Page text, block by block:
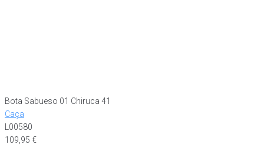
Bota Sabueso 01 Chiruca 41
Caça
L00580
109,95 €